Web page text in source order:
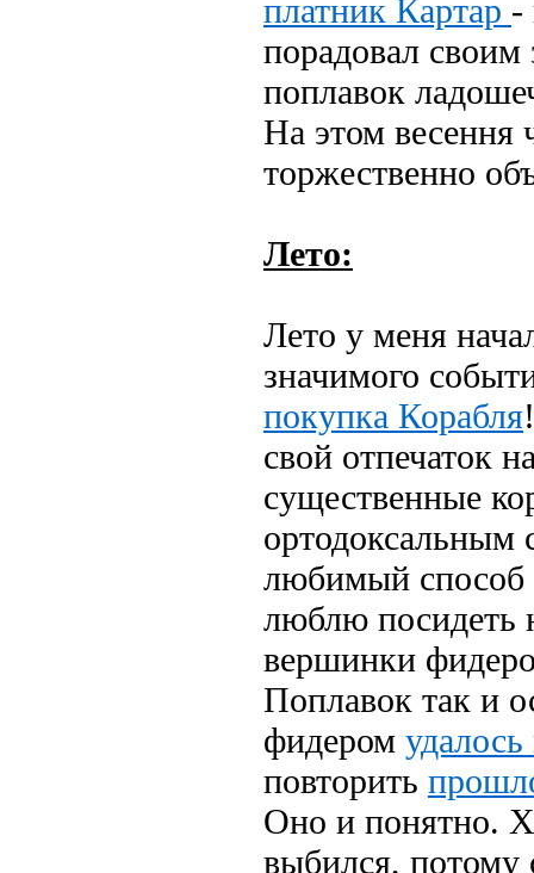
платник Картар -
порадовал
поплавок
На этом весення
торжественно
Лето:
Лето у меня
значимого
покупка Корабля
свой отпечаток
существенные
ортодоксальным
любимый способ
люблю посидеть
вершинки
Поплавок так и
фидером удалось
повторить
Оно и понятно.
выбился, потому